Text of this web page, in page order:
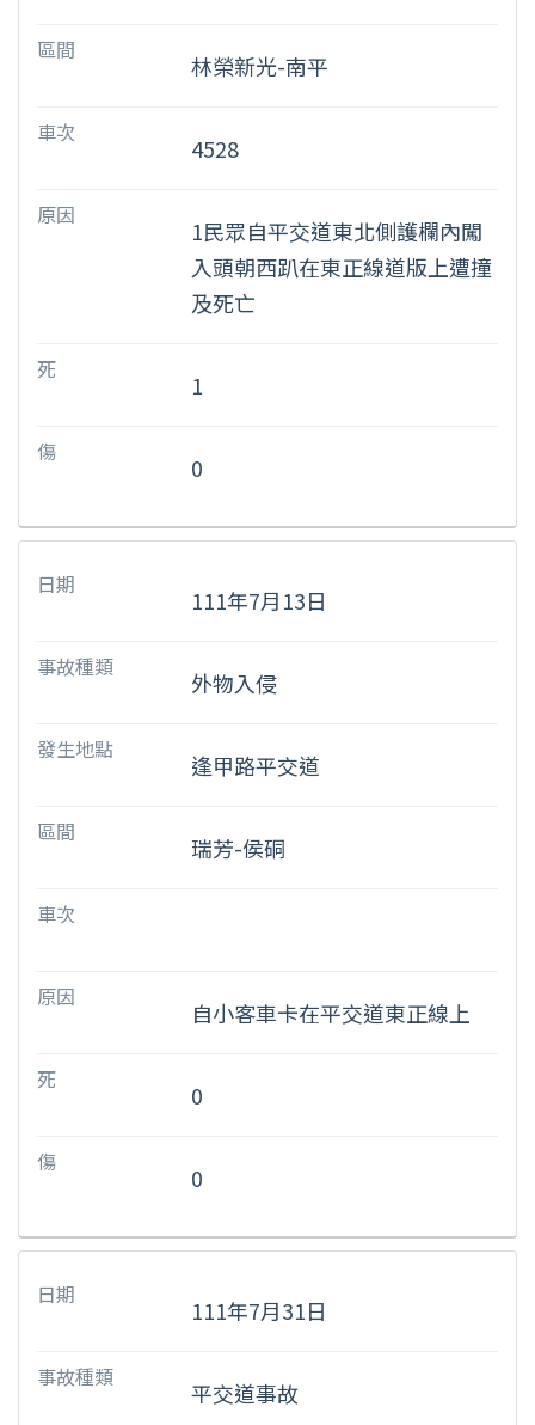
區間
林榮新光-南平
車次
4528
原因
1民眾自平交道東北側護欄內闖
入頭朝西趴在東正線道版上遭撞
及死亡
死
1
傷
0
日期
111年7月13日
事故種類
外物入侵
發生地點
逢甲路平交道
區間
瑞芳-侯硐
車次
原因
自小客車卡在平交道東正線上
死
0
傷
0
日期
111年7月31日
事故種類
平交道事故